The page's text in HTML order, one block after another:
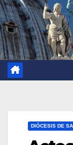
DIÓCESIS DE